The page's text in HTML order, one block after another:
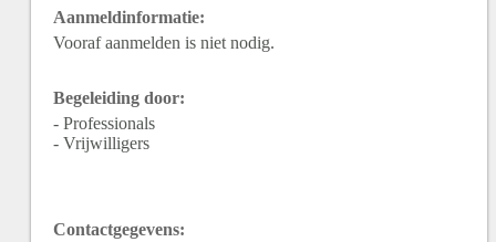
Aanmeldinformatie:
Vooraf aanmelden is niet nodig.
Begeleiding door:
- Professionals
- Vrijwilligers
Contactgegevens: